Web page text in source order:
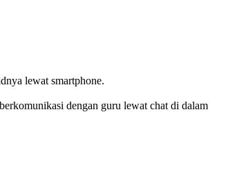
lewat smartphone.
dengan guru lewat chat di dalam